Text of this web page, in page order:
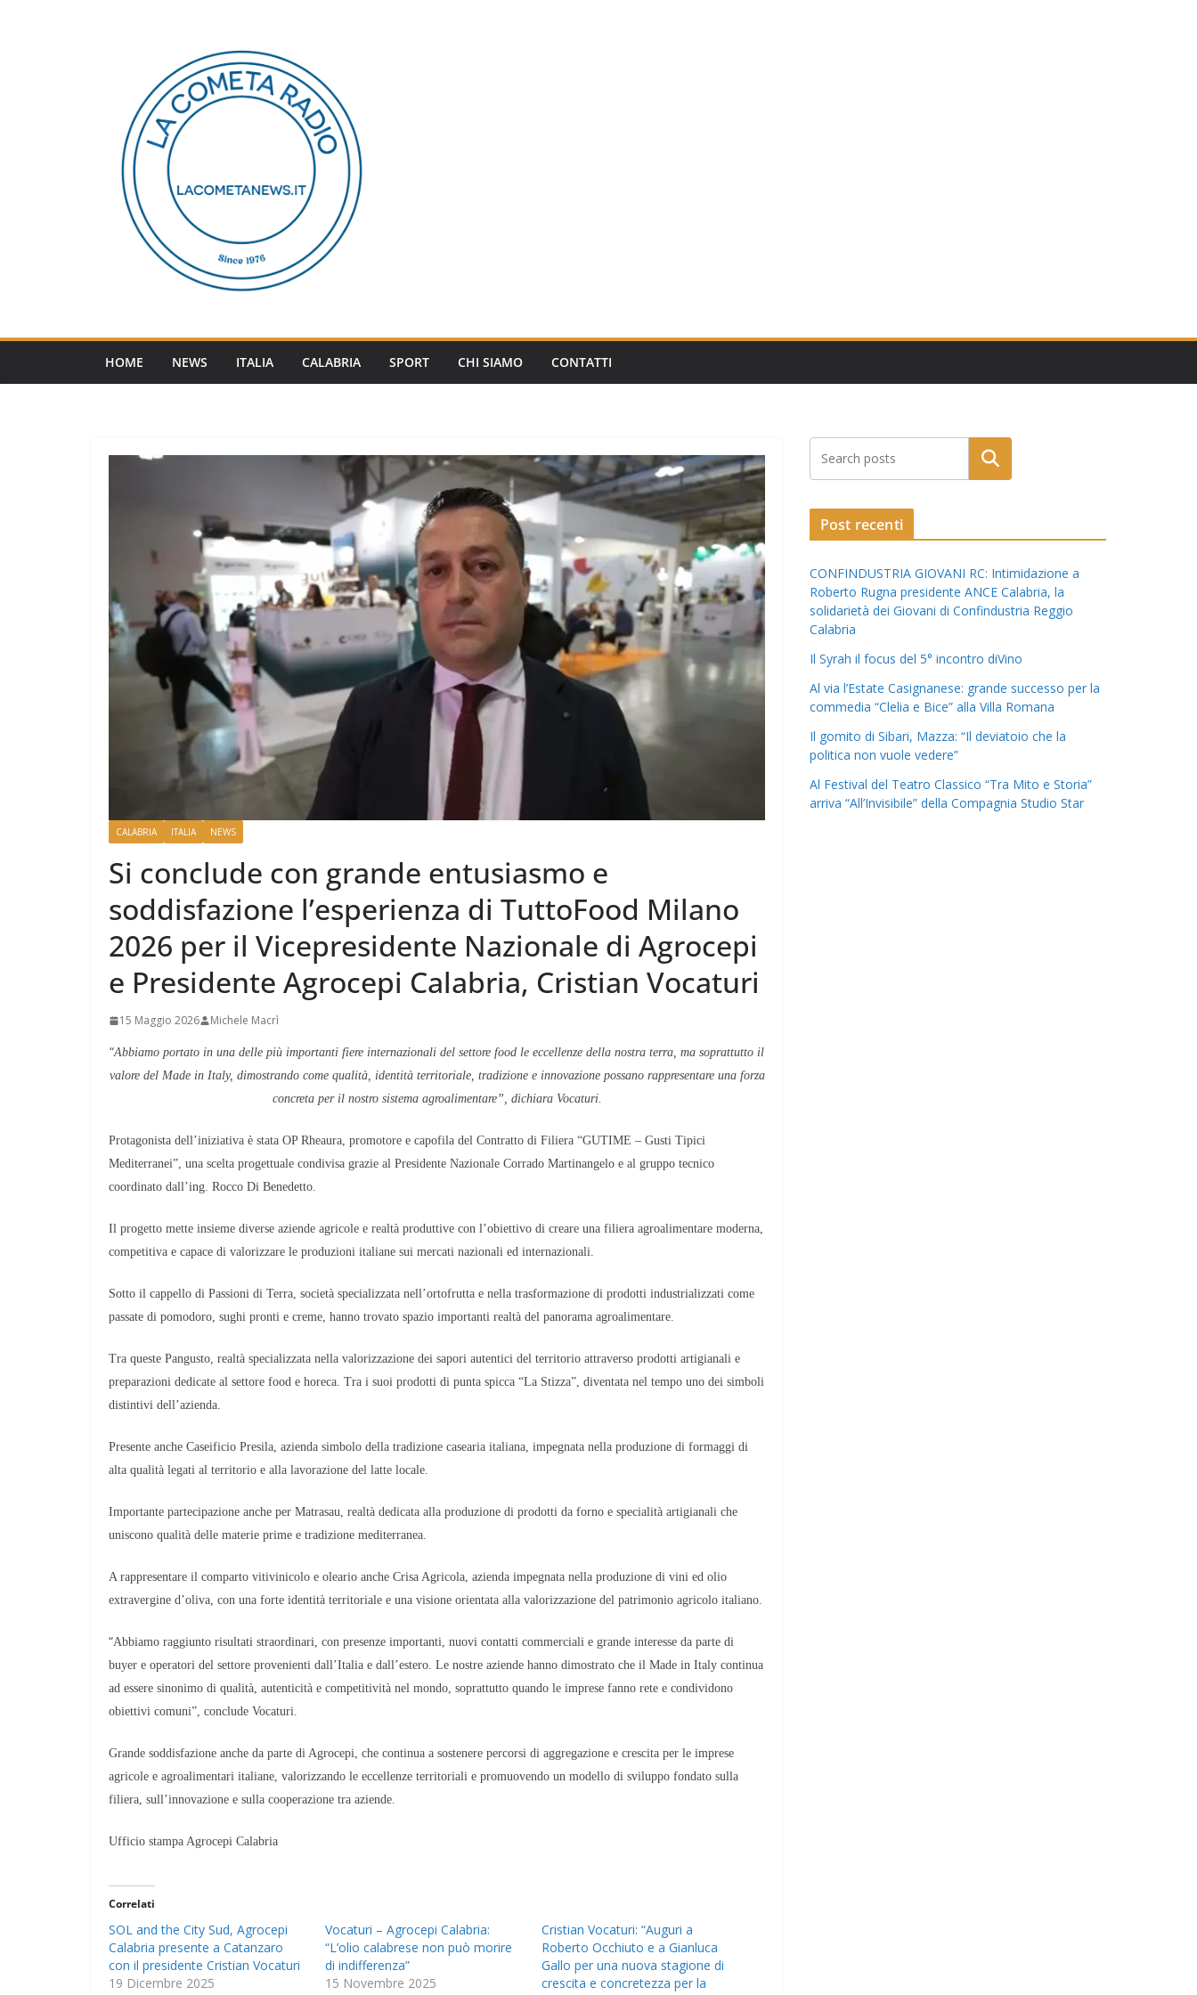
HOME NEWS ITALIA CALABRIA SPORT CHI SIAMO CONTATTI
CALABRIA ITALIA NEWS
Si conclude con grande entusiasmo e
soddisfazione l’esperienza di TuttoFood Milano
2026 per il Vicepresidente Nazionale di Agrocepi
e Presidente Agrocepi Calabria, Cristian Vocaturi
15 Maggio 2026 Michele Macrì
“Abbiamo portato in una delle più importanti fiere internazionali del settore food le eccellenze della nostra terra, ma soprattutto il
valore del Made in Italy, dimostrando come qualità, identità territoriale, tradizione e innovazione possano rappresentare una forza
concreta per il nostro sistema agroalimentare”, dichiara Vocaturi.
Protagonista dell’iniziativa è stata OP Rheaura, promotore e capofila del Contratto di Filiera “GUTIME – Gusti Tipici
Mediterranei”, una scelta progettuale condivisa grazie al Presidente Nazionale Corrado Martinangelo e al gruppo tecnico
coordinato dall’ing. Rocco Di Benedetto.
Il progetto mette insieme diverse aziende agricole e realtà produttive con l’obiettivo di creare una filiera agroalimentare moderna,
competitiva e capace di valorizzare le produzioni italiane sui mercati nazionali ed internazionali.
Sotto il cappello di Passioni di Terra, società specializzata nell’ortofrutta e nella trasformazione di prodotti industrializzati come
passate di pomodoro, sughi pronti e creme, hanno trovato spazio importanti realtà del panorama agroalimentare.
Tra queste Pangusto, realtà specializzata nella valorizzazione dei sapori autentici del territorio attraverso prodotti artigianali e
preparazioni dedicate al settore food e horeca. Tra i suoi prodotti di punta spicca “La Stizza”, diventata nel tempo uno dei simboli
distintivi dell’azienda.
Presente anche Caseificio Presila, azienda simbolo della tradizione casearia italiana, impegnata nella produzione di formaggi di
alta qualità legati al territorio e alla lavorazione del latte locale.
Importante partecipazione anche per Matrasau, realtà dedicata alla produzione di prodotti da forno e specialità artigianali che
uniscono qualità delle materie prime e tradizione mediterranea.
A rappresentare il comparto vitivinicolo e oleario anche Crisa Agricola, azienda impegnata nella produzione di vini ed olio
extravergine d’oliva, con una forte identità territoriale e una visione orientata alla valorizzazione del patrimonio agricolo italiano.
“Abbiamo raggiunto risultati straordinari, con presenze importanti, nuovi contatti commerciali e grande interesse da parte di
buyer e operatori del settore provenienti dall’Italia e dall’estero. Le nostre aziende hanno dimostrato che il Made in Italy continua
ad essere sinonimo di qualità, autenticità e competitività nel mondo, soprattutto quando le imprese fanno rete e condividono
obiettivi comuni”, conclude Vocaturi.
Grande soddisfazione anche da parte di Agrocepi, che continua a sostenere percorsi di aggregazione e crescita per le imprese
agricole e agroalimentari italiane, valorizzando le eccellenze territoriali e promuovendo un modello di sviluppo fondato sulla
filiera, sull’innovazione e sulla cooperazione tra aziende.
Ufficio stampa Agrocepi Calabria
Correlati
​SOL and the City Sud, Agrocepi
Calabria presente a Catanzaro
con il presidente Cristian Vocaturi
19 Dicembre 2025
Vocaturi – Agrocepi Calabria:
“L’olio calabrese non può morire
di indifferenza”
15 Novembre 2025
Cristian Vocaturi: “Auguri a
Roberto Occhiuto e a Gianluca
Gallo per una nuova stagione di
crescita e concretezza per la
Post recenti
CONFINDUSTRIA GIOVANI RC: Intimidazione a
Roberto Rugna presidente ANCE Calabria, la
solidarietà dei Giovani di Confindustria Reggio
Calabria
Il Syrah il focus del 5° incontro diVino
Al via l’Estate Casignanese: grande successo per la
commedia “Clelia e Bice” alla Villa Romana
Il gomito di Sibari, Mazza: “Il deviatoio che la
politica non vuole vedere”
Al Festival del Teatro Classico “Tra Mito e Storia”
arriva “All’Invisibile” della Compagnia Studio Star